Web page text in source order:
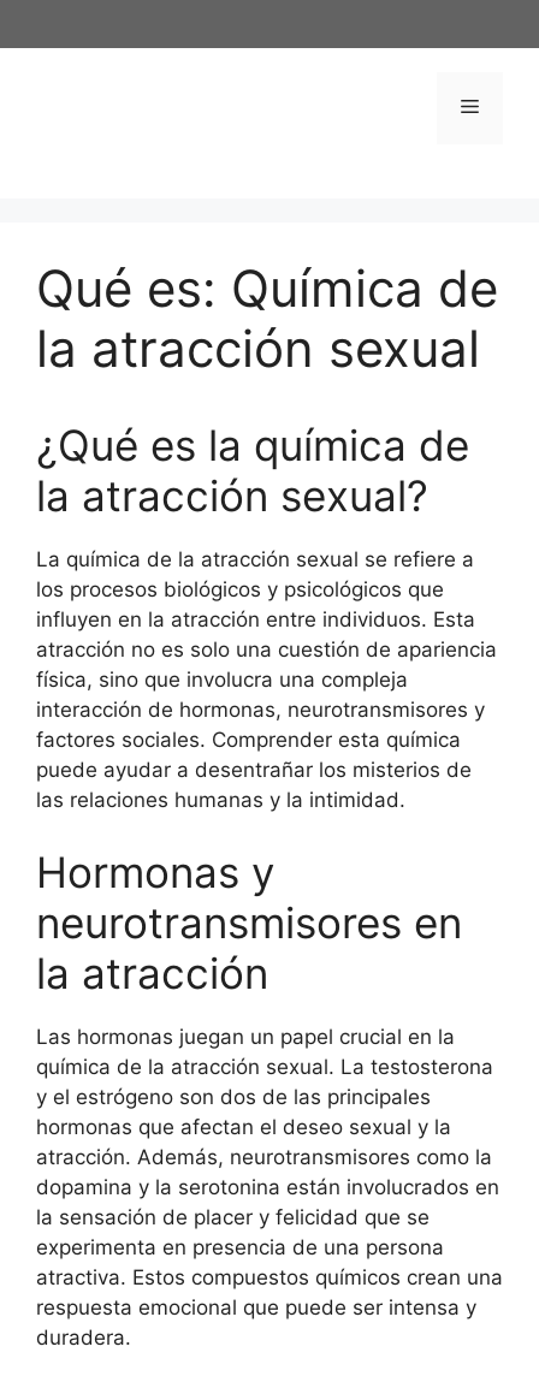
al
Menú
Qué es: Química de
la atracción sexual
¿Qué es la química de
la atracción sexual?
La química de la atracción sexual se refiere a
los procesos biológicos y psicológicos que
influyen en la atracción entre individuos. Esta
atracción no es solo una cuestión de apariencia
física, sino que involucra una compleja
interacción de hormonas, neurotransmisores y
factores sociales. Comprender esta química
puede ayudar a desentrañar los misterios de
las relaciones humanas y la intimidad.
Hormonas y
neurotransmisores en
la atracción
Las hormonas juegan un papel crucial en la
química de la atracción sexual. La testosterona
y el estrógeno son dos de las principales
hormonas que afectan el deseo sexual y la
atracción. Además, neurotransmisores como la
dopamina y la serotonina están involucrados en
la sensación de placer y felicidad que se
experimenta en presencia de una persona
atractiva. Estos compuestos químicos crean una
respuesta emocional que puede ser intensa y
duradera.